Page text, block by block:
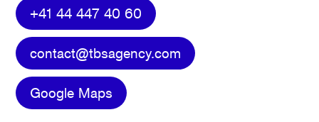
+41 44 447 40 60
contact@tbsagency.com
Google Maps